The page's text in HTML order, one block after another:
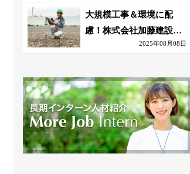
境
大規模工事＆環境に配
慮！株式会社加藤建設の
若手が語る現場監督の働
2025年08月08日